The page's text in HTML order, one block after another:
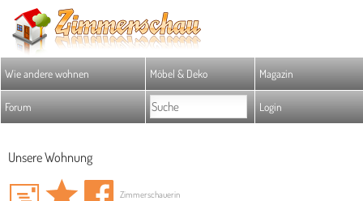
Wie andere wohnen Möbel & Deko Magazin
Forum Login
Unsere Wohnung
Zimmerschauerin